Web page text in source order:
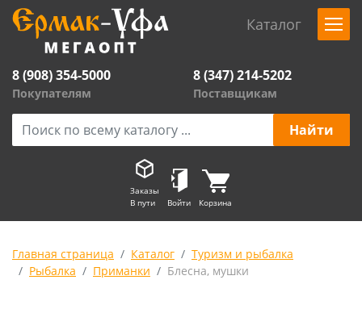
Каталог
8 (908) 354-5000
Покупателям
8 (347) 214-5202
Поставщикам
Заказы
В пути
Войти Корзина
Главная страница Каталог
Туризм и рыбалка
Рыбалка
Приманки Блесна, мушки